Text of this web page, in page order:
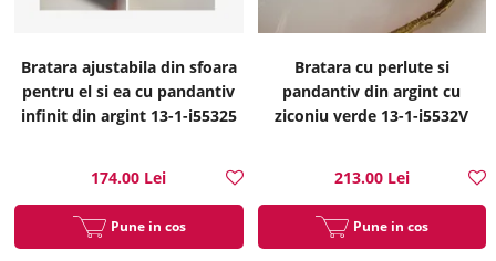
Bratara ajustabila din sfoara
pentru el si ea cu pandantiv
infinit din argint 13-1-i55325
174.00 Lei
Pune in cos
Bratara cu perlute si
pandantiv din argint cu
ziconiu verde 13-1-i5532V
213.00 Lei
Pune in cos